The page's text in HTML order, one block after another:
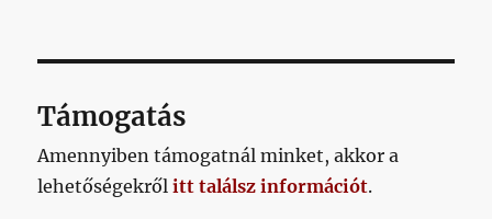
tapasztalata
mondja:
sz*rnak,
bajnak
sosincs
Támogatás
Amennyiben támogatnál minket, akkor a
lehetőségekrőlitt találsz információt.